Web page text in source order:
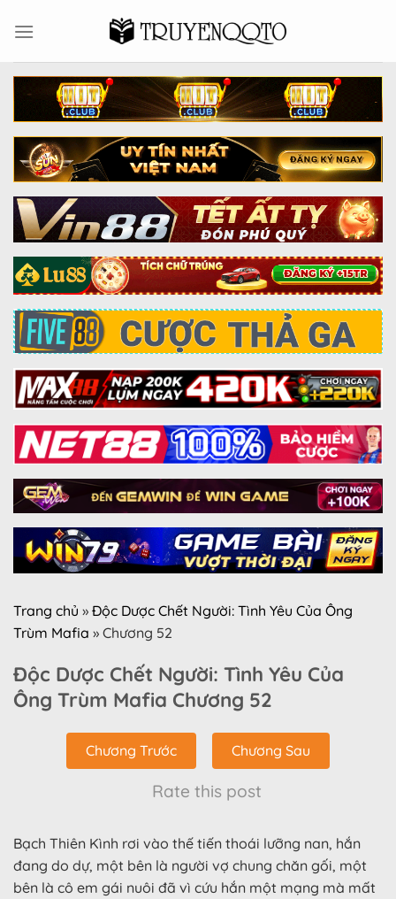
Trang chủ » Độc Dược Chết Người: Tình Yêu Của Ông
Trùm Mafia » Chương 52
Độc Dược Chết Người: Tình Yêu Của
Ông Trùm Mafia Chương 52
Chương Trước Chương Sau
Rate this post
Bạch Thiên Kình rơi vào thế tiến thoái lưỡng nan, hắn
đang do dự, một bên là người vợ chung chăn gối, một
bên là cô em gái nuôi đã vì cứu hắn một mạng mà mất